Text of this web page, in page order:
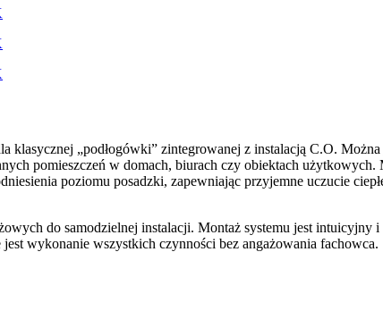
klasycznej „podłogówki” zintegrowanej z instalacją C.O.
pomieszczeń w domach, biurach czy obiektach użytkowych.
poziomu posadzki, zapewniając przyjemne uczucie
do samodzielnej instalacji. Montaż systemu jest intuicyjny
wykonanie wszystkich czynności bez angażowania fachowca.